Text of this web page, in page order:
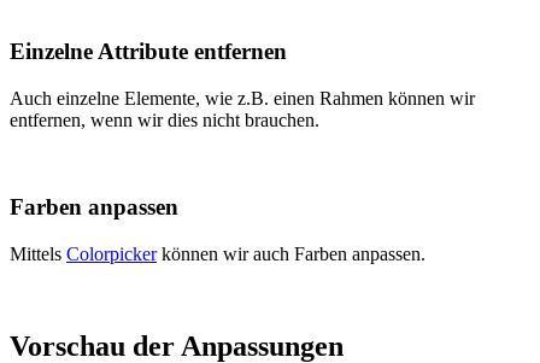
Einzelne Attribute entfernen
Auch einzelne Elemente, wie z.B. einen Rahmen können wir
entfernen, wenn wir dies nicht brauchen.
Farben anpassen
Mittels Colorpickerkönnen wir auch Farben anpassen.
Vorschau der Anpassungen